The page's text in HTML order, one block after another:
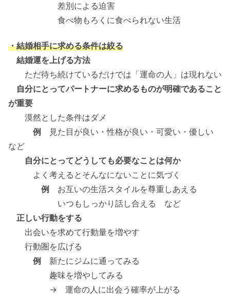
差別による迫害
食べ物もろくに食べられない生活
・結婚相手に求める条件は絞る
結婚運を上げる方法
ただ待ち続けているだけでは「運命の人」は現れない
自分にとってパートナーに求めるものが明確であること
が重要
漠然とした条件はダメ
例
見た目が良い・性格が良い・可愛い・優しい
など
自分にとってどうしても必要なことは何か
よく考えるとそんなにないことに気づく
例
お互いの生活スタイルを尊重しあえる
いつもしっかり話し合える など
正しい行動をする
出会いを求めて行動量を増やす
行動圏を広げる
例
新たにジムに通ってみる
趣味を増やしてみる
→ 運命の人に出会う確率が上がる